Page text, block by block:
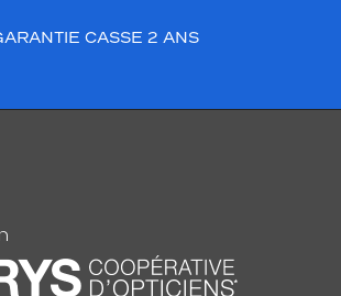
CASSE 2 ANS